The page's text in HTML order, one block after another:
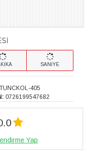
Yap
SANİYE
TUNCKOL-405
0726199547682